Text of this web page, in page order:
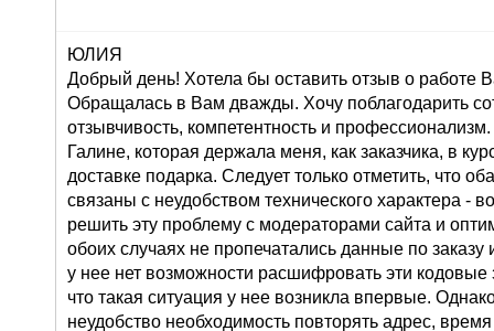
ЮЛИЯ
Добрый день! Хотела бы оставить отзыв о работе
Обращалась в Вам дважды. Хочу поблагодарить
отзывчивость, компетентность и
Галине, которая держала меня, как заказчика, в
доставке подарка. Следует только отметить, что
связаны с неудобством технического характера -
решить эту проблему с модераторами сайта и
обоих случаях не пропечатались данные по заказу
у нее нет возможности расшифровать эти кодовые
что такая ситуация у нее возникла впервые.
неудобство необходимость повторять адрес,